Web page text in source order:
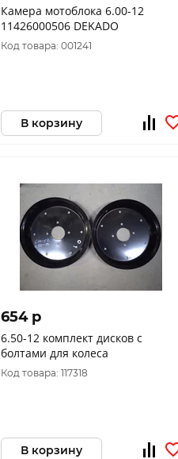
Камера мотоблока 6.00-12
11426000506 DEKADO
Код товара: 001241
В корзину
654 p
6.50-12 комплект дисков с
болтами для колеса
Код товара: 117318
В корзину